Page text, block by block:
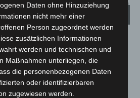
Wetter
24.4°C 25.2°
23.3
Daten ohne Hinzuziehung
nicht mehr einer
Person zugeordnet werden
zusätzlichen Informationen
werden und technischen und
Maßnahmen unterliegen, die
die personenbezogenen Daten
oder identifizierbaren
zugewiesen werden.